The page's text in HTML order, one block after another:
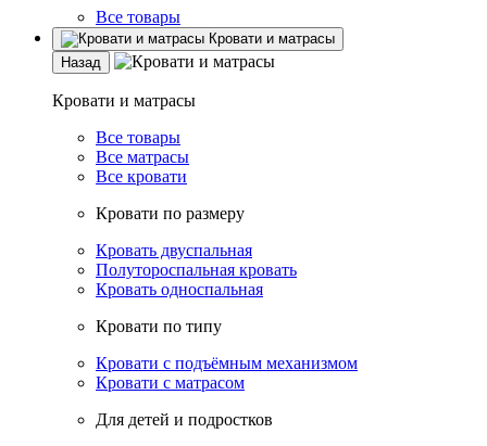
Все товары
Кровати и матрасы
Назад
Кровати и матрасы
Все товары
Все матрасы
Все кровати
Кровати по размеру
Кровать двуспальная
Полутороспальная кровать
Кровать односпальная
Кровати по типу
Кровати с подъёмным механизмом
Кровати с матрасом
Для детей и подростков